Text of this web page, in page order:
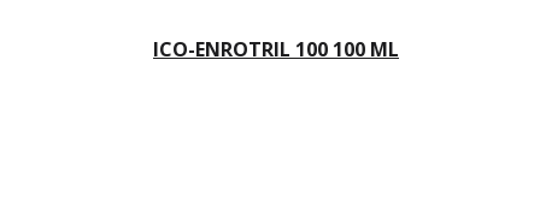
ICO-ENROTRIL 100 100 ML